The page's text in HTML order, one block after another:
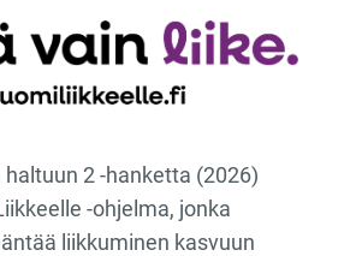
2 -hanketta (2026)
-ohjelma, jonka
liikkuminen kasvuun